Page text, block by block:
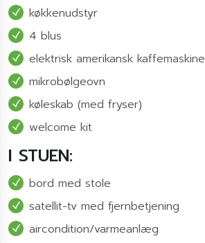
køkkenudstyr
4 blus
elektrisk amerikansk kaffemaskine
mikrobølgeovn
køleskab (med fryser)
welcome kit
I STUEN:
bord med stole
satellit-tv med fjernbetjening
aircondition/varmeanlæg